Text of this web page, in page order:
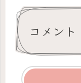
コメント